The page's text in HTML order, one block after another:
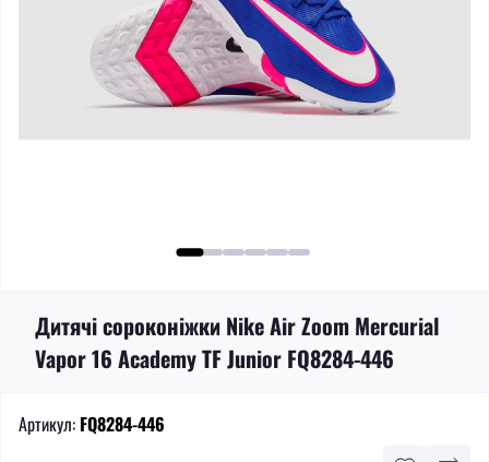
Дитячі сороконіжки Nike Air Zoom Mercurial
Vapor 16 Academy TF Junior FQ8284-446
Артикул: FQ8284-446